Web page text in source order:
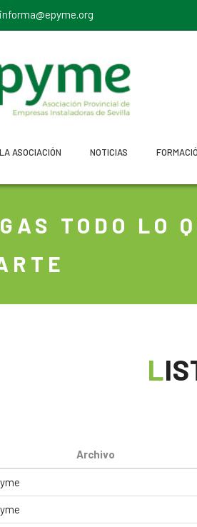
informa@epyme.org
LA ASOCIACIÓN NOTICIAS
TODO LO
Archivo